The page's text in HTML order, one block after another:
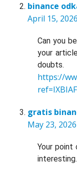
binance
April 15,
Can you
your
https://
gratis
May 23,
Your point